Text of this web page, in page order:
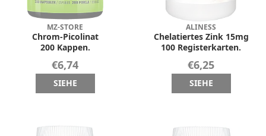
MZ-STORE
Chrom-Picolinat
200 Kappen.
€6,74
SIEHE
ALINESS
Chelatiertes Zink 15mg
100 Registerkarten.
€6,25
SIEHE